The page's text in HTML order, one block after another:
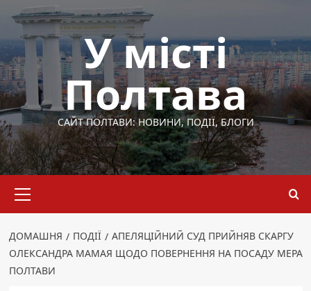
Перейти
вмісту
У місті
Полтава
САЙТ ПОЛТАВИ: НОВИНИ, ПОДІЇ, БЛОГИ
меню
ДОМАШНЯ ПОДІЇ
АПЕЛЯЦІЙНИЙ СУД ПРИЙНЯВ СКАРГУ
ОЛЕКСАНДРА МАМАЯ ЩОДО ПОВЕРНЕННЯ НА ПОСАДУ МЕРА
ПОЛТАВИ